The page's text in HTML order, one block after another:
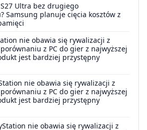
S27 Ultra bez drugiego
Samsung planuje cięcia kosztów z
nie obawia się rywalizacji z
z PC do gier z najwyższej
jest bardziej przystępny
nie obawia się rywalizacji z
z PC do gier z najwyższej
jest bardziej przystępny
nie obawia się rywalizacji z